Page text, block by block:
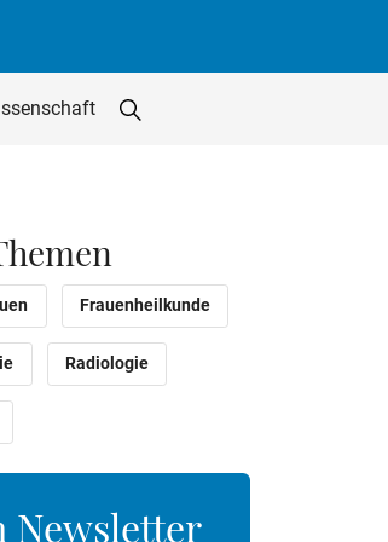
Frauenheilkunde
Radiologie
Newsletter